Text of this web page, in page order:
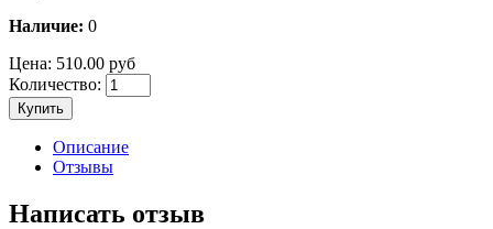
Наличие: 0
Цена: 510.00 руб
Количество:
Купить
Описание
Отзывы
Написать отзыв